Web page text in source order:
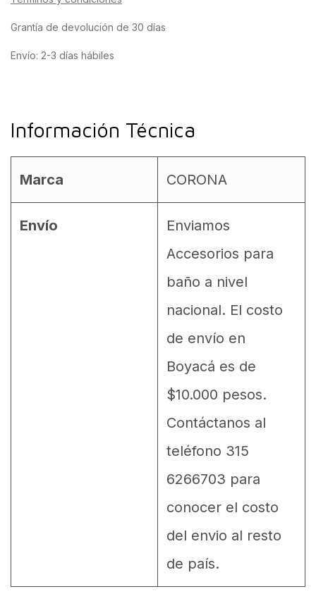
Grantía de devolución de 30 días
Envío: 2-3 días hábiles
Información Técnica
Marca CORONA
Envío
Enviamos
Accesorios para
baño a nivel
nacional. El costo
de envío en
Boyacá es de
$10.000 pesos.
Contáctanos al
teléfono 315
6266703 para
conocer el costo
del envio al resto
de país.